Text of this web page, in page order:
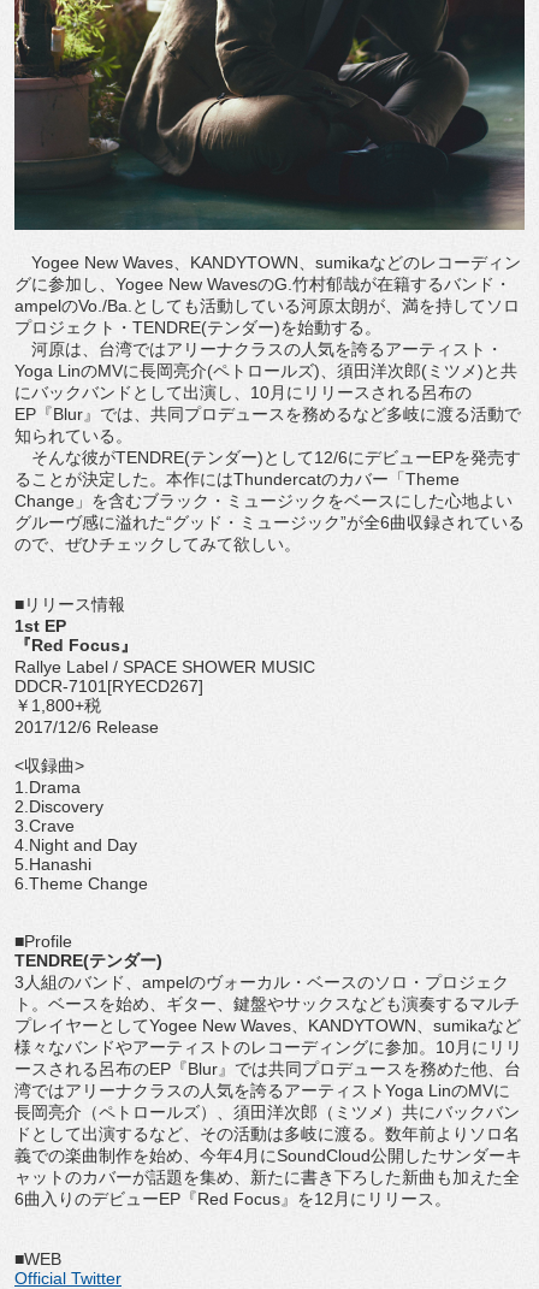
Yogee New Waves、KANDYTOWN、sumikaなどのレコーディン
グに参加し、Yogee New WavesのG.竹村郁哉が在籍するバンド・
ampelのVo./Ba.としても活動している河原太朗が、満を持してソロ
プロジェクト・TENDRE(テンダー)を始動する。
河原は、台湾ではアリーナクラスの人気を誇るアーティスト・
Yoga LinのMVに長岡亮介(ペトロールズ)、須田洋次郎(ミツメ)と共
にバックバンドとして出演し、10月にリリースされる呂布の
EP『Blur』では、共同プロデュースを務めるなど多岐に渡る活動で
知られている。
そんな彼がTENDRE(テンダー)として12/6にデビューEPを発売す
ることが決定した。本作にはThundercatのカバー「Theme
Change」を含むブラック・ミュージックをベースにした心地よい
グルーヴ感に溢れた“グッド・ミュージック”が全6曲収録されている
ので、ぜひチェックしてみて欲しい。
■リリース情報
1st EP
『Red Focus』
Rallye Label / SPACE SHOWER MUSIC
DDCR-7101[RYECD267]
￥1,800+税
2017/12/6 Release
<収録曲>
1.Drama
2.Discovery
3.Crave
4.Night and Day
5.Hanashi
6.Theme Change
■Profile
TENDRE(テンダー)
3人組のバンド、ampelのヴォーカル・ベースのソロ・プロジェク
ト。ベースを始め、ギター、鍵盤やサックスなども演奏するマルチ
プレイヤーとしてYogee New Waves、KANDYTOWN、sumikaなど
様々なバンドやアーティストのレコーディングに参加。10月にリリ
ースされる呂布のEP『Blur』では共同プロデュースを務めた他、台
湾ではアリーナクラスの人気を誇るアーティストYoga LinのMVに
長岡亮介（ペトロールズ）、須田洋次郎（ミツメ）共にバックバン
ドとして出演するなど、その活動は多岐に渡る。数年前よりソロ名
義での楽曲制作を始め、今年4月にSoundCloud公開したサンダーキ
ャットのカバーが話題を集め、新たに書き下ろした新曲も加えた全
6曲入りのデビューEP『Red Focus』を12月にリリース。
■WEB
Official Twitter